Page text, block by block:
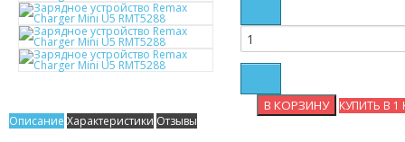
КУПИТЬ В 1
Описание Характеристики Отзывы